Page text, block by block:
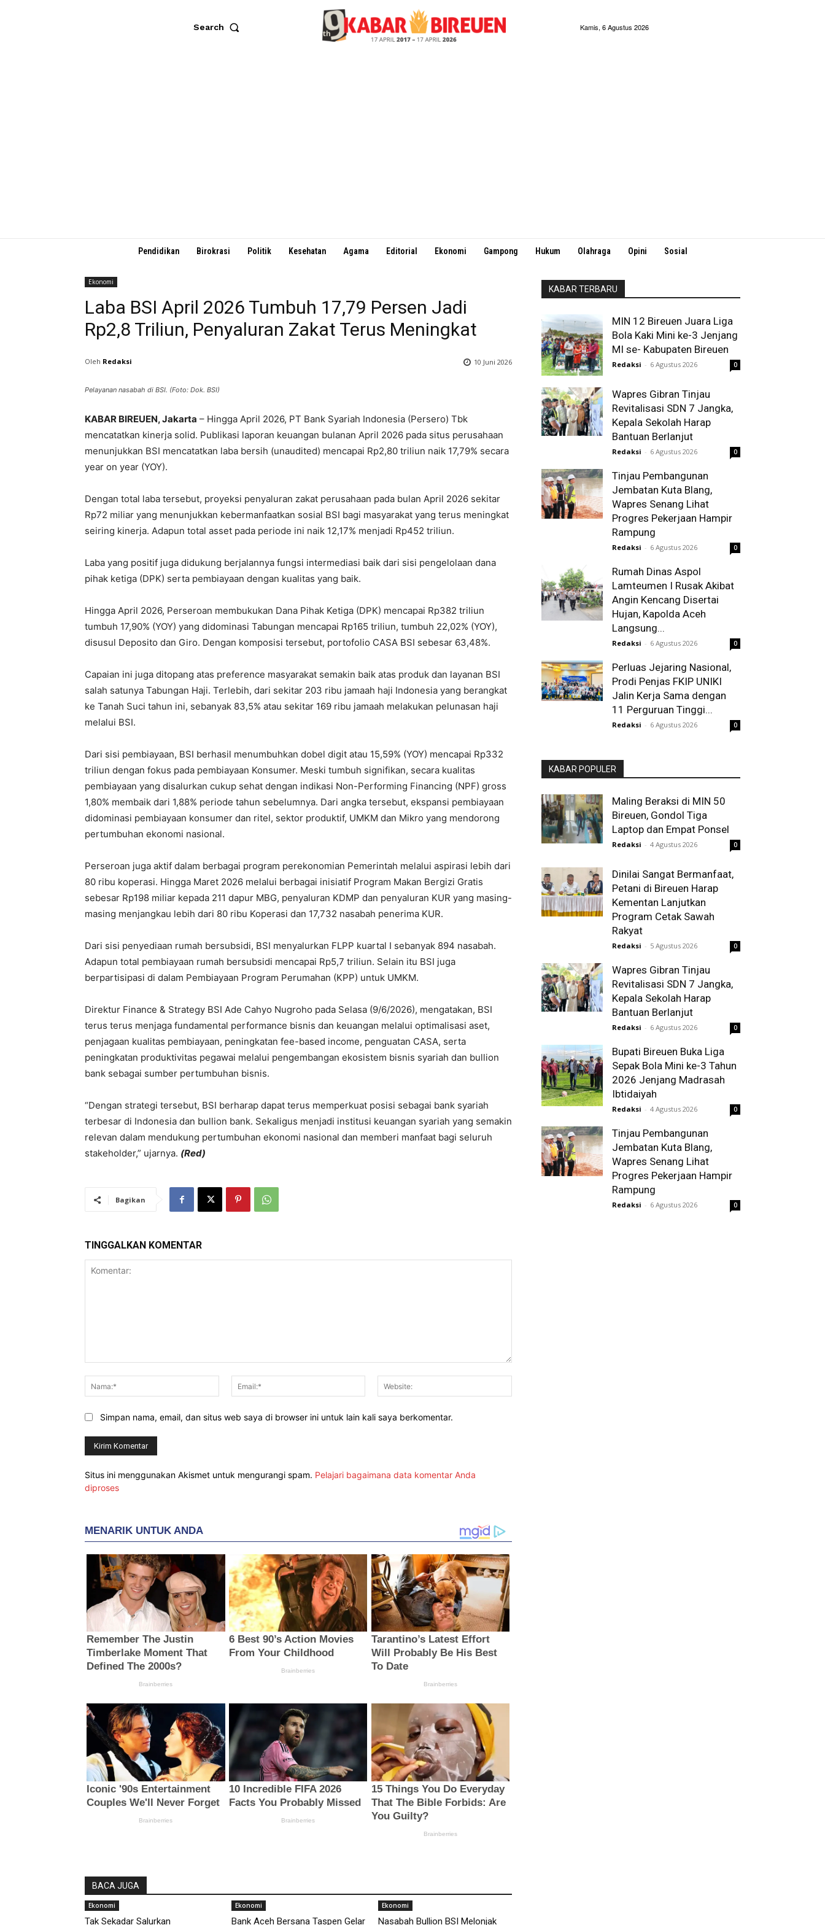
Search Kamis, 6 Agustus 2026
Pendidikan Birokrasi Politik Kesehatan Agama Editorial Ekonomi Gampong Hukum Olahraga Opini Sosial
Ekonomi
Laba BSI April 2026 Tumbuh 17,79 Persen Jadi
Rp2,8 Triliun, Penyaluran Zakat Terus Meningkat
Oleh Redaksi 10 Juni 2026
Pelayanan nasabah di BSI. (Foto: Dok. BSI)
KABAR BIREUEN, Jakarta – Hingga April 2026, PT Bank Syariah Indonesia (Persero) Tbk
mencatatkan kinerja solid. Publikasi laporan keuangan bulanan April 2026 pada situs perusahaan
menunjukkan BSI mencatatkan laba bersih (unaudited) mencapai Rp2,80 triliun naik 17,79% secara
year on year (YOY).
Dengan total laba tersebut, proyeksi penyaluran zakat perusahaan pada bulan April 2026 sekitar
Rp72 miliar yang menunjukkan kebermanfaatkan sosial BSI bagi masyarakat yang terus meningkat
seiring kinerja. Adapun total asset pada periode ini naik 12,17% menjadi Rp452 triliun.
Laba yang positif juga didukung berjalannya fungsi intermediasi baik dari sisi pengelolaan dana
pihak ketiga (DPK) serta pembiayaan dengan kualitas yang baik.
Hingga April 2026, Perseroan membukukan Dana Pihak Ketiga (DPK) mencapai Rp382 triliun
tumbuh 17,90% (YOY) yang didominasi Tabungan mencapai Rp165 triliun, tumbuh 22,02% (YOY),
disusul Deposito dan Giro. Dengan komposisi tersebut, portofolio CASA BSI sebesar 63,48%.
Capaian ini juga ditopang atas preference masyarakat semakin baik atas produk dan layanan BSI
salah satunya Tabungan Haji. Terlebih, dari sekitar 203 ribu jamaah haji Indonesia yang berangkat
ke Tanah Suci tahun ini, sebanyak 83,5% atau sekitar 169 ribu jamaah melakukan pelunasan haji
melalui BSI.
Dari sisi pembiayaan, BSI berhasil menumbuhkan dobel digit atau 15,59% (YOY) mencapai Rp332
triliun dengan fokus pada pembiayaan Konsumer. Meski tumbuh signifikan, secara kualitas
pembiayaan yang disalurkan cukup sehat dengan indikasi Non-Performing Financing (NPF) gross
1,80% membaik dari 1,88% periode tahun sebelumnya. Dari angka tersebut, ekspansi pembiayaan
didominasi pembiayaan konsumer dan ritel, sektor produktif, UMKM dan Mikro yang mendorong
pertumbuhan ekonomi nasional.
Perseroan juga aktif dalam berbagai program perekonomian Pemerintah melalui aspirasi lebih dari
80 ribu koperasi. Hingga Maret 2026 melalui berbagai inisiatif Program Makan Bergizi Gratis
sebesar Rp198 miliar kepada 211 dapur MBG, penyaluran KDMP dan penyaluran KUR yang masing-
masing menjangkau lebih dari 80 ribu Koperasi dan 17,732 nasabah penerima KUR.
Dari sisi penyediaan rumah bersubsidi, BSI menyalurkan FLPP kuartal I sebanyak 894 nasabah.
Adapun total pembiayaan rumah bersubsidi mencapai Rp5,7 triliun. Selain itu BSI juga
berpartisipasi di dalam Pembiayaan Program Perumahan (KPP) untuk UMKM.
Direktur Finance & Strategy BSI Ade Cahyo Nugroho pada Selasa (9/6/2026), mengatakan, BSI
terus terus menjaga fundamental performance bisnis dan keuangan melalui optimalisasi aset,
penjagaan kualitas pembiayaan, peningkatan fee-based income, penguatan CASA, serta
peningkatan produktivitas pegawai melalui pengembangan ekosistem bisnis syariah dan bullion
bank sebagai sumber pertumbuhan bisnis.
“Dengan strategi tersebut, BSI berharap dapat terus memperkuat posisi sebagai bank syariah
terbesar di Indonesia dan bullion bank. Sekaligus menjadi institusi keuangan syariah yang semakin
relevan dalam mendukung pertumbuhan ekonomi nasional dan memberi manfaat bagi seluruh
stakeholder,” ujarnya. (Red)
Bagikan
TINGGALKAN KOMENTAR
Nama:*
Email:*
Simpan nama, email, dan situs web saya di browser ini untuk lain kali saya berkomentar.
Situs ini menggunakan Akismet untuk mengurangi spam. Pelajari bagaimana data komentar Anda
diproses
BACA JUGA
Ekonomi
Tak Sekadar Salurkan
Ekonomi
Bank Aceh Bersana Taspen Gelar
Ekonomi
Nasabah Bullion BSI Melonjak
KABAR TERBARU
MIN 12 Bireuen Juara Liga
Bola Kaki Mini ke-3 Jenjang
MI se- Kabupaten Bireuen
Redaksi - 6 Agustus 2026 0
Wapres Gibran Tinjau
Revitalisasi SDN 7 Jangka,
Kepala Sekolah Harap
Bantuan Berlanjut
Redaksi - 6 Agustus 2026 0
Tinjau Pembangunan
Jembatan Kuta Blang,
Wapres Senang Lihat
Progres Pekerjaan Hampir
Rampung
Redaksi - 6 Agustus 2026 0
Rumah Dinas Aspol
Lamteumen I Rusak Akibat
Angin Kencang Disertai
Hujan, Kapolda Aceh
Langsung...
Redaksi - 6 Agustus 2026 0
Perluas Jejaring Nasional,
Prodi Penjas FKIP UNIKI
Jalin Kerja Sama dengan
11 Perguruan Tinggi...
Redaksi - 6 Agustus 2026 0
KABAR POPULER
Maling Beraksi di MIN 50
Bireuen, Gondol Tiga
Laptop dan Empat Ponsel
Redaksi - 4 Agustus 2026 0
Dinilai Sangat Bermanfaat,
Petani di Bireuen Harap
Kementan Lanjutkan
Program Cetak Sawah
Rakyat
Redaksi - 5 Agustus 2026 0
Wapres Gibran Tinjau
Revitalisasi SDN 7 Jangka,
Kepala Sekolah Harap
Bantuan Berlanjut
Redaksi - 6 Agustus 2026 0
Bupati Bireuen Buka Liga
Sepak Bola Mini ke-3 Tahun
2026 Jenjang Madrasah
Ibtidaiyah
Redaksi - 4 Agustus 2026 0
Tinjau Pembangunan
Jembatan Kuta Blang,
Wapres Senang Lihat
Progres Pekerjaan Hampir
Rampung
Redaksi - 6 Agustus 2026 0